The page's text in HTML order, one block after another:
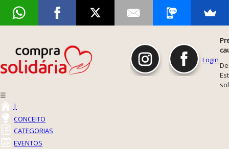
Login
☰
|
CONCEITO
CATEGORIAS
EVENTOS